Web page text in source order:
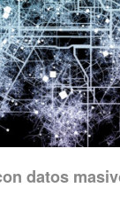
datos